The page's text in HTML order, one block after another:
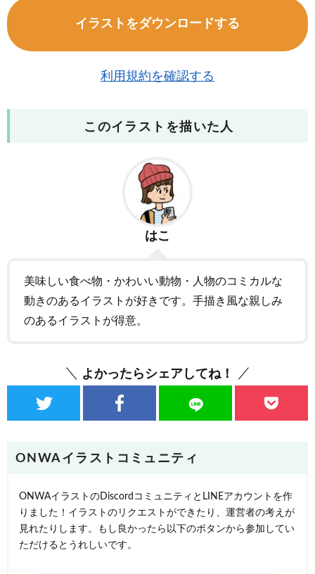
イラストをダウンロードする
利用規約を確認する
このイラストを描いた人
はこ
美味しい食べ物・かわいい動物・人物のコミカルな
動きのあるイラストが好きです。手描き風な親しみ
のあるイラストが得意。
よかったらシェアしてね！
ONWAイラストコミュニティ
ONWAイラストのDiscordコミュニティとLINEアカウントを作
りました！イラストのリクエストができたり、運営者の考えが
見れたりします。もし良かったら以下のボタンから参加してい
ただけるとうれしいです。